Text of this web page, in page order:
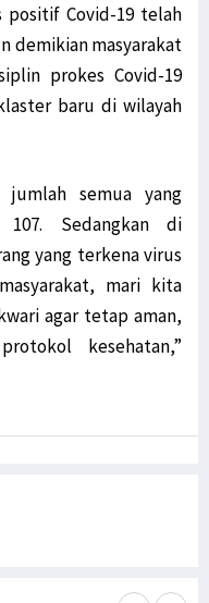
positif Covid-19 telah
demikian masyarakat
prokes Covid-19
baru di wilayah
jumlah semua yang
107. Sedangkan di
yang terkena virus
mari kita
agar tetap aman,
kesehatan,”